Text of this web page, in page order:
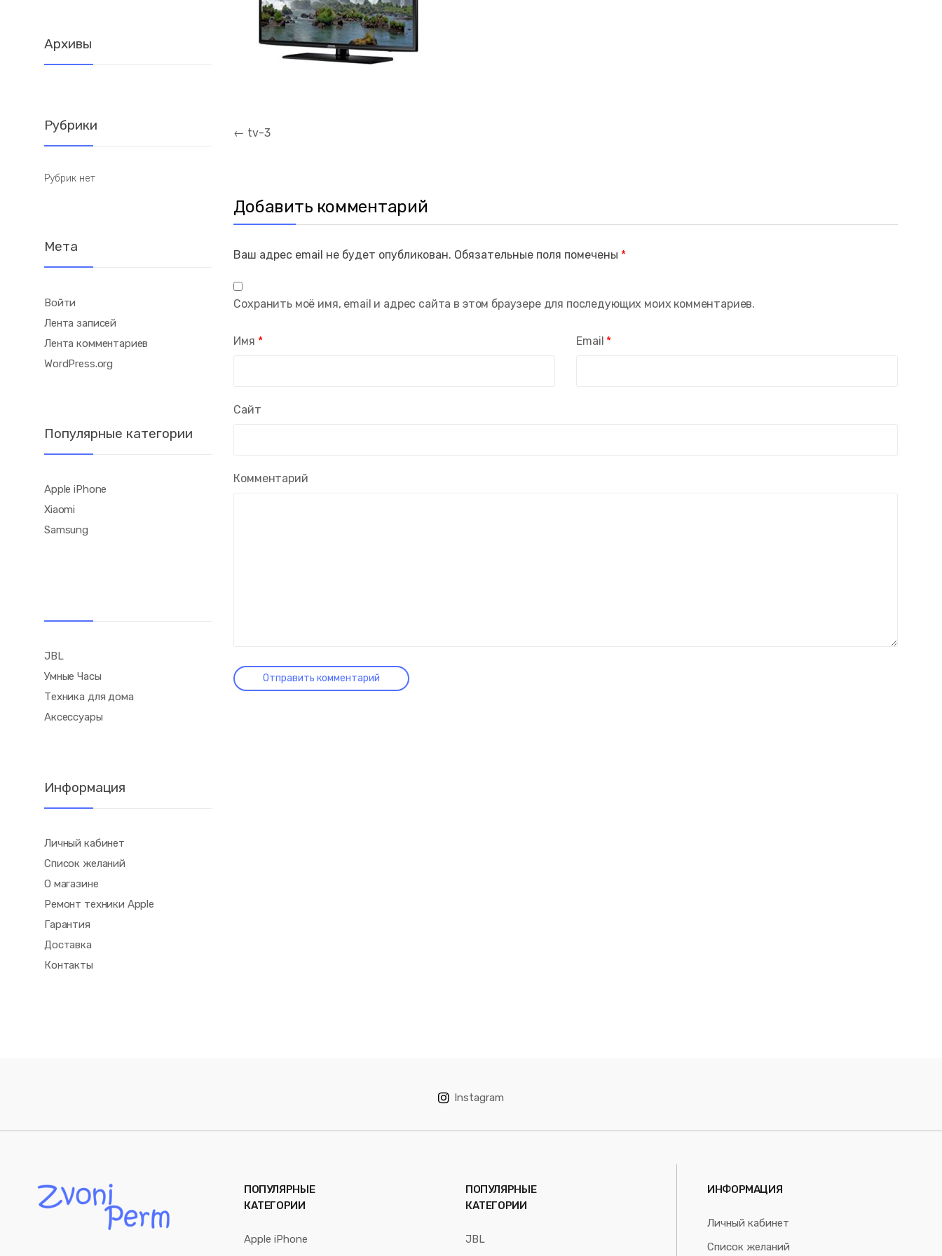
Навигация
← tv-3
Добавить комментарий
Ваш адрес email не будет опубликован. Обязательные поля помечены *
Комментарий
Имя * Email *
Сайт
Сохранить моё имя, email и адрес сайта в этом браузере для последующих моих комментариев.
Архивы
Рубрики
Рубрик нет
Мета
Войти
Лента записей
Лента комментариев
WordPress.org
Популярные категории
Apple iPhone
Xiaomi
Samsung
JBL
Умные Часы
Техника для дома
Аксессуары
Информация
Личный кабинет
Список желаний
О магазине
Ремонт техники Apple
Гарантия
Доставка
Контакты
Instagram
ПОПУЛЯРНЫЕ
КАТЕГОРИИ
Apple iPhone
ПОПУЛЯРНЫЕ
КАТЕГОРИИ
JBL
ИНФОРМАЦИЯ
Личный кабинет
Список желаний